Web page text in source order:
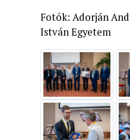
Fotók: Adorján
István Egyetem